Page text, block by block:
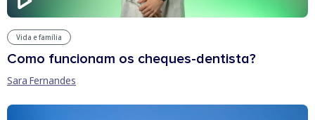
Vida e família
Como funcionam os cheques-dentista?
Sara Fernandes